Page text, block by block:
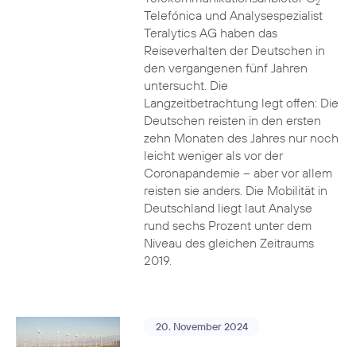
Telefónica und Analysespezialist
Teralytics AG haben das
Reiseverhalten der Deutschen in
den vergangenen fünf Jahren
untersucht. Die
Langzeitbetrachtung legt offen: Die
Deutschen reisten in den ersten
zehn Monaten des Jahres nur noch
leicht weniger als vor der
Coronapandemie – aber vor allem
reisten sie anders. Die Mobilität in
Deutschland liegt laut Analyse
rund sechs Prozent unter dem
Niveau des gleichen Zeitraums
2019.
20. November 2024